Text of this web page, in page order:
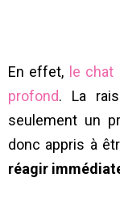
En effet, le chat
profond. La
seulement un
donc appris à
réagir